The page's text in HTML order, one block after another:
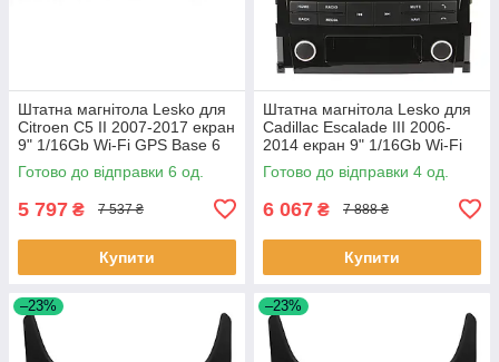
Штатна магнітола Lesko для
Citroen C5 II 2007-2017 екран
9" 1/16Gb Wi-Fi GPS Base 6
шт.
Готово до відправки 6 од.
5 797 ₴ 7 537 ₴
Купити
Штатна магнітола Lesko для
Cadillac Escalade III 2006-
2014 екран 9" 1/16Gb Wi-Fi
GPS Base Каміллак 4 шт.
Готово до відправки 4 од.
6 067 ₴ 7 888 ₴
Купити
–23% –23%